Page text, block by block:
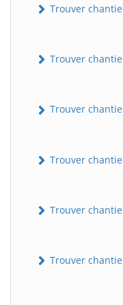
Trouver
Trouver
Trouver
Trouver
Trouver
Trouver